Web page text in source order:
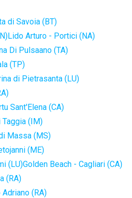
di Savoia (BT)
Lido Arturo - Portici (NA)
Di Pulsaano (TA)
(TP)
di Pietrasanta (LU)
Sant'Elena (CA)
Taggia (IM)
Massa (MS)
(ME)
(LU)Golden Beach - Cagliari (CA)
(RA)
(RA)